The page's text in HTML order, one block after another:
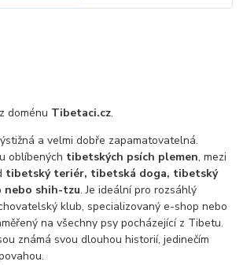
doménu Tibetaci.cz.
a velmi dobře zapamatovatelná.
oblíbených tibetských psích plemen, mezi
tibetský teriér, tibetská doga, tibetský
nebo shih-tzu. Je ideální pro rozsáhlý
klub, specializovaný e-shop nebo
na všechny psy pocházející z Tibetu.
známá svou dlouhou historií, jedinečím